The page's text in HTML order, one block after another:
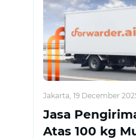
Jakarta, 19 December
Jasa
Atas 100 kg